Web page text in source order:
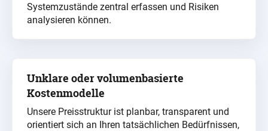
Systemzustände zentral erfassen und Risiken
analysieren können.
Unklare oder volumenbasierte
Kostenmodelle
Unsere Preisstruktur ist planbar, transparent und
orientiert sich an Ihren tatsächlichen Bedürfnissen,